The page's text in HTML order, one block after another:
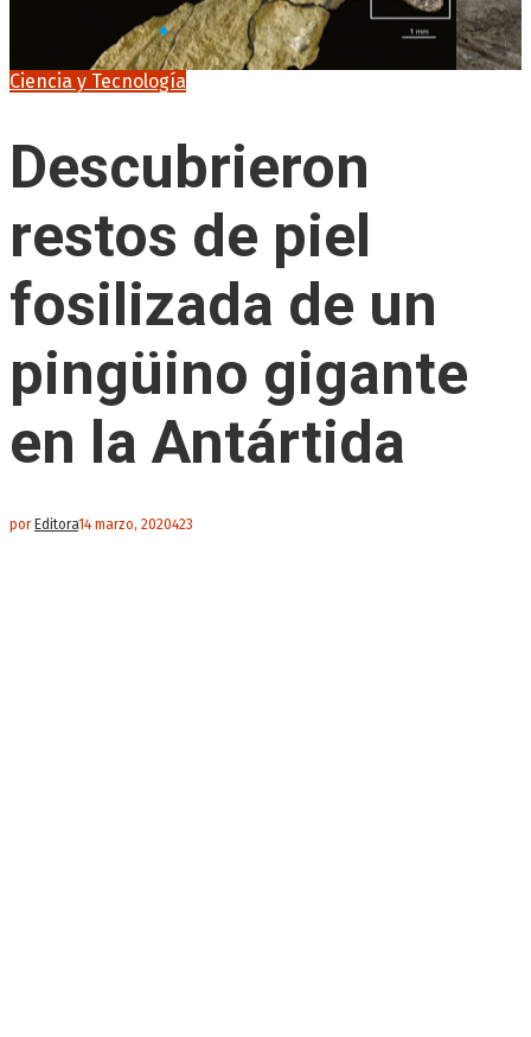
Ciencia y Tecnología
Descubrieron
restos de piel
fosilizada de un
pingüino gigante
en la Antártida
por Editora14 marzo, 2020423